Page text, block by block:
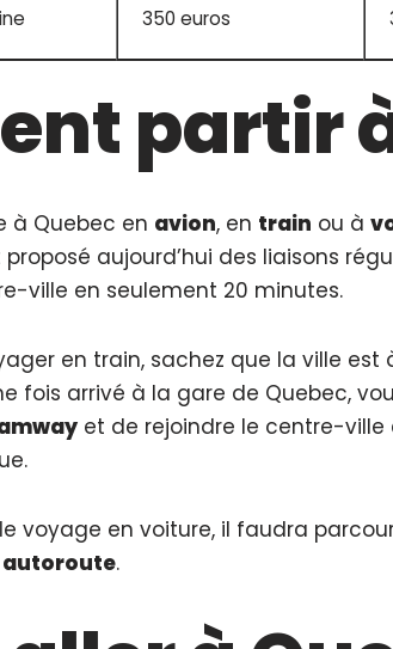
350 euros
partir
à Quebec en avion, en train ou à
aujourd’hui des liaisons
ville en seulement 20 minutes.
en train, sachez que la ville
fois arrivé à la gare de Quebec,
et de rejoindre le centre-ville
voyage en voiture, il faudra
autoroute.